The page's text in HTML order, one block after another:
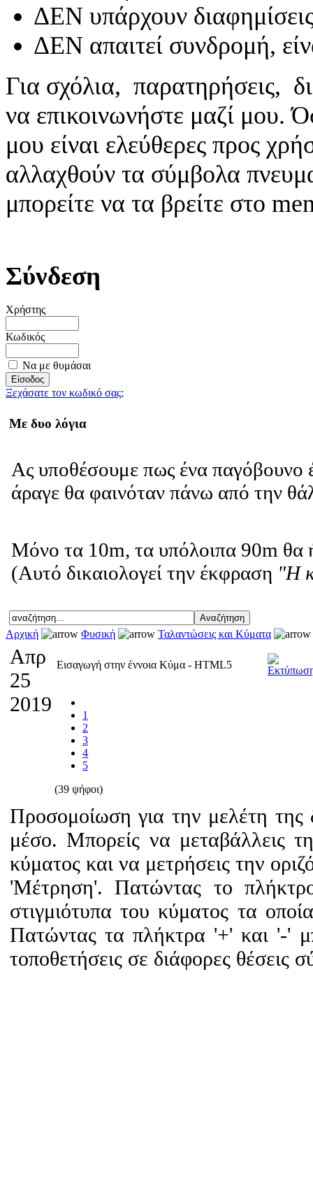
ΔΕΝ υπάρχουν
ΔΕΝ απαιτεί συνδρομή,
Για σχόλια, παρατηρήσεις,
να επικοινωνήστε μαζί μου.
μου είναι ελεύθερες προς
αλλαχθούν τα σύμβολα
μπορείτε να τα βρείτε στο
Σύνδεση
Χρήστης
Κωδικός
Να με θυμάσαι
Ξεχάσατε τον κωδικό σας;
Με δυο λόγια
Ας υποθέσουμε πως ένα παγόβουνο
άραγε θα φαινόταν πάνω από την
Μόνο τα 10m, τα υπόλοιπα 90m
(Αυτό δικαιολογεί την έκφραση "Η
Αρχική Φυσική Ταλαντώσεις και Κύματα
Απρ
25
2019
Εισαγωγή στην έννοια Κύμα - HTML5
1
2
3
4
5
(39 ψήφοι)
Προσομοίωση για την μελέτη της
μέσο. Μπορείς να μεταβάλλεις
κύματος και να μετρήσεις την
'Μέτρηση'. Πατώντας το
στιγμιότυπα του κύματος τα
Πατώντας τα πλήκτρα '+' και '-'
τοποθετήσεις σε διάφορες θέσεις